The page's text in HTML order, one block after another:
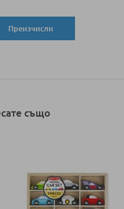
Преизчисли
също